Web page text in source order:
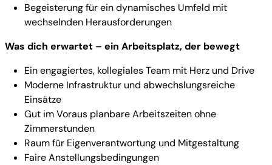
Begeisterung für ein dynamisches Umfeld mit
wechselnden Herausforderungen
Was dich erwartet – ein Arbeitsplatz, der bewegt
Ein engagiertes, kollegiales Team mit Herz und Drive
Moderne Infrastruktur und abwechslungsreiche
Einsätze
Gut im Voraus planbare Arbeitszeiten ohne
Zimmerstunden
Raum für Eigenverantwortung und Mitgestaltung
Faire Anstellungsbedingungen